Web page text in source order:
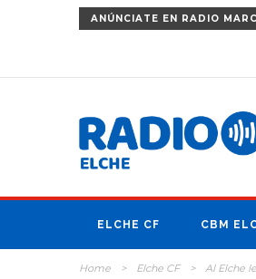
ANÚNCIATE EN RADIO
ELCHE CF CBM
Home > Elche CF > Al Elche